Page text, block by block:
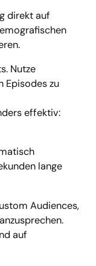
direkt auf
Nutze
Episodes zu
effektiv:
lange
Audiences,
auf